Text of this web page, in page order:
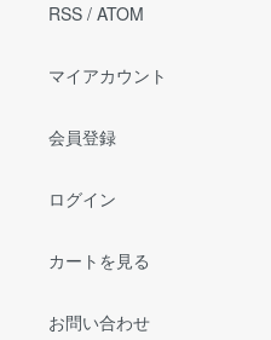
RSS / ATOM
マイアカウント
会員登録
ログイン
カートを見る
お問い合わせ